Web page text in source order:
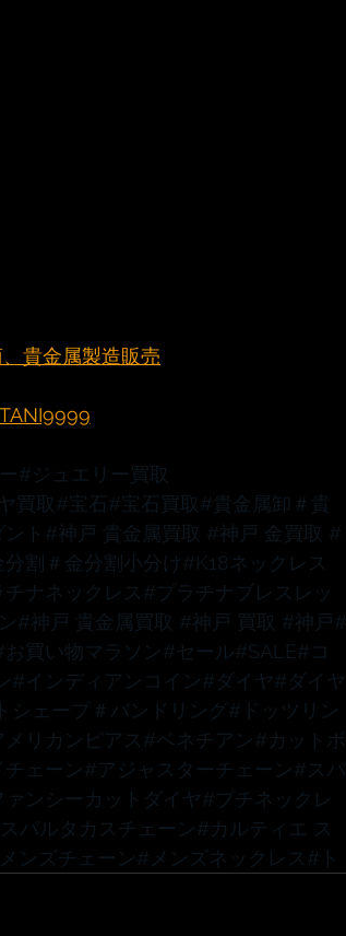
貴金属製造販売
#ジュエリー買取
買取 #宝石 #宝石買取 #貴金属卸 ＃貴
ト #神戸 貴金属買取 #神戸 金買取 #
割 ＃金分割小分け #K18ネックレス
チナネックレス #プラチナブレスレッ
#神戸 貴金属買取 #神戸 買取 #神戸#
お買い物マラソン#セール#SALE#コ
#インディアンコイン#ダイヤ#ダイヤ
シェープ ＃バンドリング#ドッツリン
メリカンピアス #ベネチアン#カットボ
ェーン#アジャスターチェーン#スパ
ァンシーカットダイヤ#プチネックレ
パルタカスチェーン#カルティエ
ス
ンズチェーン#メンズネックレス #ト